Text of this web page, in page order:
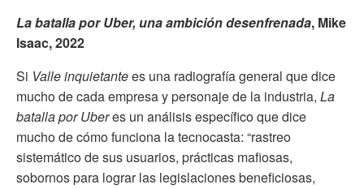
La batalla por Uber, una ambición desenfrenada, Mike
Isaac, 2022
Si Valle inquietantees una radiografía general que dice
mucho de cada empresa y personaje de la industria, La
batalla por Uberes un análisis específico que dice
mucho de cómo funciona la tecnocasta: “rastreo
sistemático de sus usuarios, prácticas mafiosas,
sobornos para lograr las legislaciones beneficiosas,